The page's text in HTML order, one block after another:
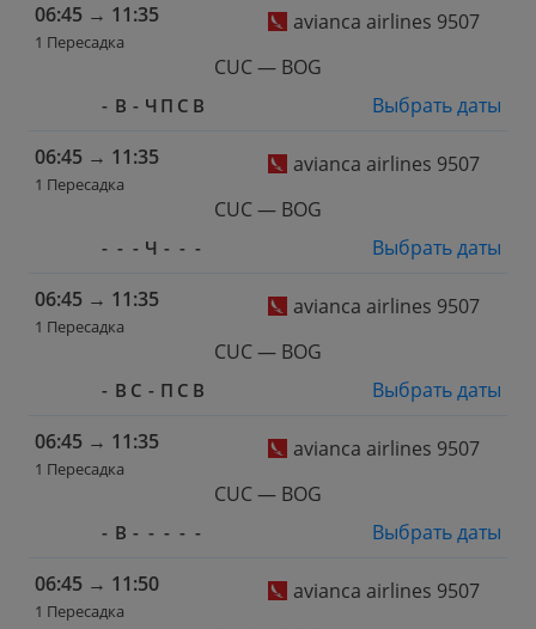
06:45 → 11:35
1 Пересадка
avianca airlines 9507
CUC — BOG
- В - Ч П С В
Выбрать даты
06:45 → 11:35
1 Пересадка
avianca airlines 9507
CUC — BOG
- - - Ч - - -
Выбрать даты
06:45 → 11:35
1 Пересадка
avianca airlines 9507
CUC — BOG
- В С - П С В
Выбрать даты
06:45 → 11:35
1 Пересадка
avianca airlines 9507
CUC — BOG
- В - - - - -
Выбрать даты
06:45 → 11:50
1 Пересадка
avianca airlines 9507